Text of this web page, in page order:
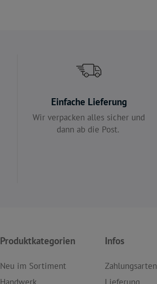
Einfache Lieferung
Wir verpacken alles sicher und
dann ab die Post.
Produktkategorien
Neu im Sortiment
Infos
Zahlungsarten